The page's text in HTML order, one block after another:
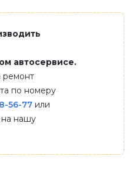
автосервисе.
ремонт
по номеру
56-77 или
на нашу